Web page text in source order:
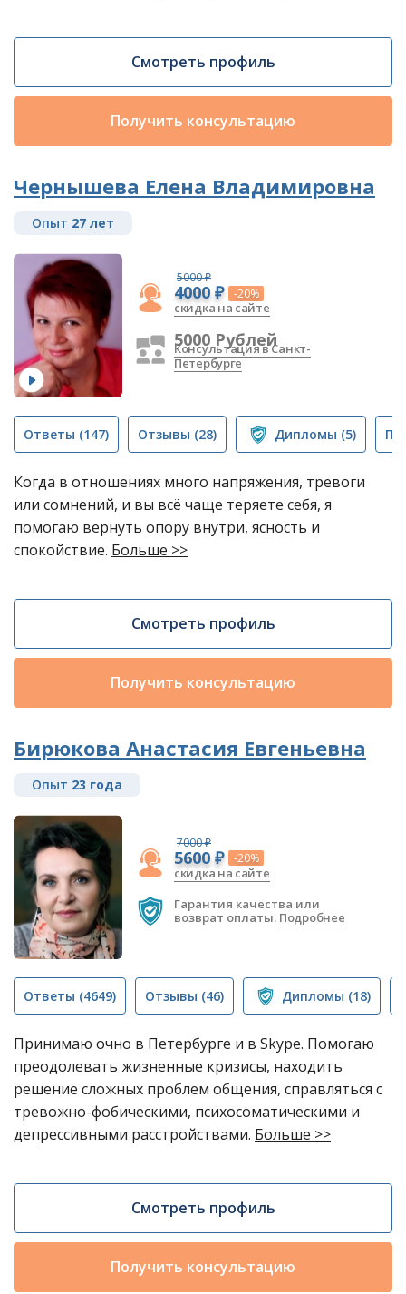
Смотреть профиль
Получить консультацию
Чернышева Елена Владимировна
Опыт 27 лет
5000 ₽
4000 ₽ -20%
скидка на сайте
5000 Рублей
Консультация в Санкт-
Петербурге
Ответы (147) Отзывы (28) Дипломы (5)
Когда в отношениях много напряжения, тревоги
или сомнений, и вы всё чаще теряете себя, я
помогаю вернуть опору внутри, ясность и
спокойствие. Больше >>
Смотреть профиль
Получить консультацию
Бирюкова Анастасия Евгеньевна
Опыт 23 года
7000 ₽
5600 ₽ -20%
скидка на сайте
Гарантия качества или
возврат оплаты. Подробнее
Ответы (4649) Отзывы (46) Дипломы (18)
Принимаю очно в Петербурге и в Skype. Помогаю
преодолевать жизненные кризисы, находить
решение сложных проблем общения, справляться с
тревожно-фобическими, психосоматическими и
депрессивными расстройствами. Больше >>
Смотреть профиль
Получить консультацию